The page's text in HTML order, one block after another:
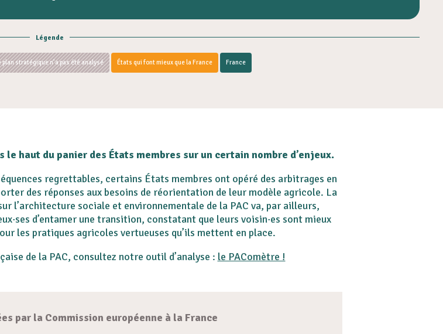
Légende
plan stratégique n’a pas été analysé États qui font mieux que la France France
haut du panier des États membres sur un certain nombre d’enjeux.
regrettables, certains États membres ont opéré des arbitrages en
des réponses aux besoins de réorientation de leur modèle agricole. La
l’architecture sociale et environnementale de la PAC va, par ailleurs,
d’entamer une transition, constatant que leurs voisin·es sont mieux
les pratiques agricoles vertueuses qu’ils mettent en place.
de la PAC, consultez notre outil d’analyse : le PAComètre !
par la Commission européenne à la France